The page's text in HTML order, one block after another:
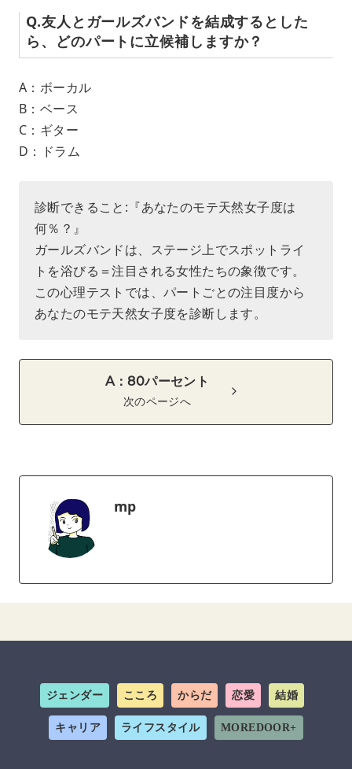
Q.友人とガールズバンドを結成するとした
ら、どのパートに立候補しますか？
A：ボーカル
B：ベース
C：ギター
D：ドラム
診断できること:『あなたのモテ天然女子度は
何％？』
ガールズバンドは、ステージ上でスポットライ
トを浴びる＝注目される女性たちの象徴です。
この心理テストでは、パートごとの注目度から
あなたのモテ天然女子度を診断します。
A：80パーセント
次のページへ
mp
ジェンダー こころ からだ 恋愛 結婚
キャリア ライフスタイル MOREDOOR+